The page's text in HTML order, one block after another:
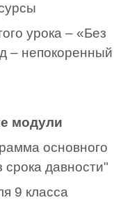
урока – «Без
– непокоренный
модули
основного
давности"
9 класса